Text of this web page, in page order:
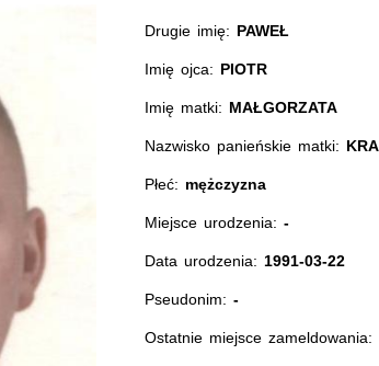
Drugie imię: PAWEŁ
Imię ojca: PIOTR
Imię matki: MAŁGORZATA
Nazwisko panieńskie matki:
Płeć: mężczyzna
Miejsce urodzenia:-
Data urodzenia: 1991-03-22
Pseudonim: -
Ostatnie miejsce zameldowania: